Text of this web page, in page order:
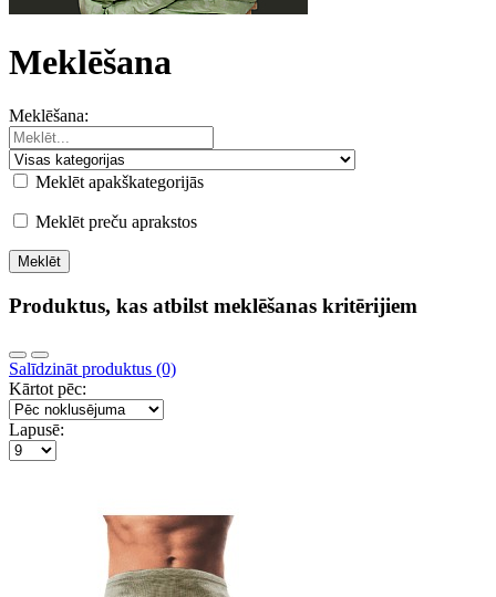
Meklēšana
Meklēšana:
Meklēt apakškategorijās
Meklēt preču aprakstos
Produktus, kas atbilst meklēšanas kritērijiem
Salīdzināt produktus (0)
Kārtot pēc:
Lapusē: